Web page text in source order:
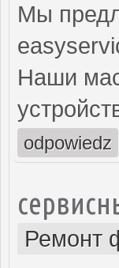
Мы
Наши
odpowiedz
Ремонт